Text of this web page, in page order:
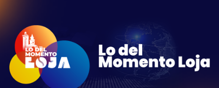
contenido